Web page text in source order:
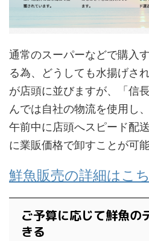
通常のスーパーなどで購入
る為、どうしても水揚げさ
が店頭に並びますが、「信
んでは自社の物流を使用し
午前中に店頭へスピード配
に業販価格で卸すことが可能
鮮魚販売の詳細はこ
ご予算に応じて鮮魚の
きる